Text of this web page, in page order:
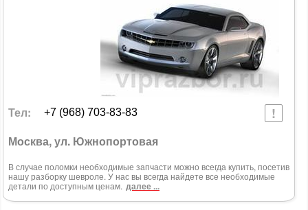
Тел: +7 (968) 703-83-83
Москва, ул. Южнопортовая
В случае поломки необходимые запчасти можно всегда купить, посетив
нашу разборку шевроле. У нас вы всегда найдете все необходимые
детали по доступным ценам. далее ...